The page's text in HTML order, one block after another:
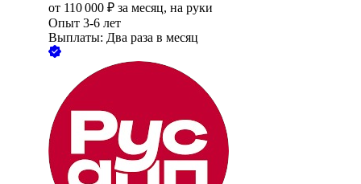
от 110 000 ₽ за месяц, на руки
Опыт 3-6 лет
Выплаты: Два раза в месяц